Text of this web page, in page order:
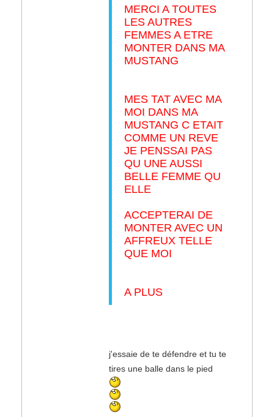
MERCI A TOUTES
LES AUTRES
FEMMES A ETRE
MONTER DANS MA
MUSTANG
MES TAT AVEC MA
MOI DANS MA
MUSTANG C ETAIT
COMME UN REVE
JE PENSSAI PAS
QU UNE AUSSI
BELLE FEMME QU
ELLE
ACCEPTERAI DE
MONTER AVEC UN
AFFREUX TELLE
QUE MOI
A PLUS
j'essaie de te défendre et tu te
tires une balle dans le pied